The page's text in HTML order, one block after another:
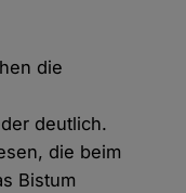
die
deutlich.
die beim
Bistum